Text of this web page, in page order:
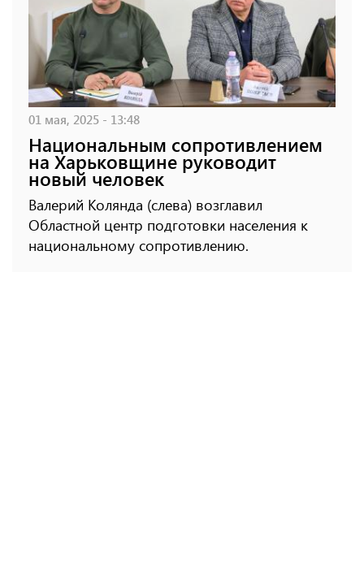
01 мая, 2025 - 13:48
Национальным сопротивлением
на Харьковщине руководит
новый человек
Валерий Колянда (слева) возглавил
Областной центр подготовки населения к
национальному сопротивлению.